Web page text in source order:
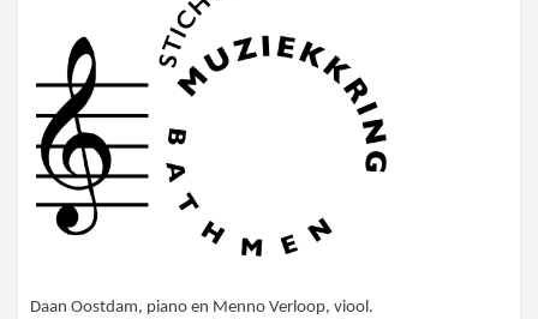
Daan Oostdam, piano en Menno Verloop, viool.